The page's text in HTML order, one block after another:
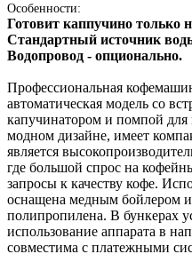
Особенности:
Готовит каппучино только
Стандартный источник
Водопровод - опционально.
Профессиональная
автоматическая модель со
капучинатором и помпой
модном дизайне, имеет
является
где большой спрос на
запросы к качеству кофе.
оснащена медным бойлером
полипропилена. В бункерах
использование аппарата в
совместима с платежными